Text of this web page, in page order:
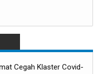
Cegah Klaster Covid-